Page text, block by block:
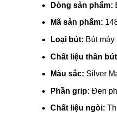
Dòng sản phẩm:
Mã sản phẩm:
Loại bút: Bút
Chất liệu thân
Màu sắc: Silver
Phần grip: Đen
Chất liệu ngòi: